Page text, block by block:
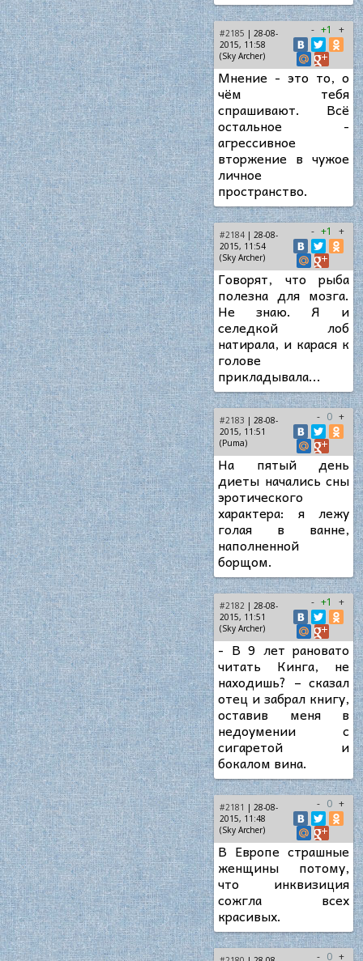
#2185 | 28-08-
2015, 11:58
(Sky Archer)
- +1 +
Мнение - это то, о
чём тебя
спрашивают. Всё
остальное -
агрессивное
вторжение в чужое
личное
пространство.
#2184 | 28-08-
2015, 11:54
(Sky Archer)
- +1 +
Говорят, что рыба
полезна для мозга.
Не знаю. Я и
селедкой лоб
натирала, и карася к
голове
прикладывала...
#2183 | 28-08-
2015, 11:51
(Puma)
- 0 +
На пятый день
диеты начались сны
эротического
характера: я лежу
голая в ванне,
наполненной
борщом.
#2182 | 28-08-
2015, 11:51
(Sky Archer)
- +1 +
- В 9 лет рановато
читать Кинга, не
находишь? – сказал
отец и забрал книгу,
оставив меня в
недоумении с
сигаретой и
бокалом вина.
#2181 | 28-08-
2015, 11:48
(Sky Archer)
- 0 +
В Европе страшные
женщины потому,
что инквизиция
сожгла всех
красивых.
- 0 +